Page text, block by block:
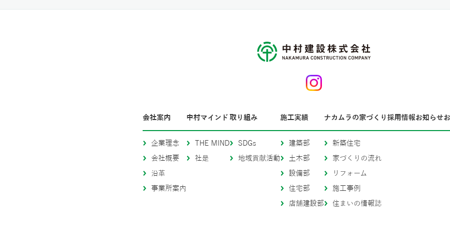
会社案内
企業理念
会社概要
沿革
事業所案内
中村マインド
THE MIND
社是
取り組み
SDGs
地域貢献活動
施工実績
建築部
土木部
設備部
住宅部
店舗建設部
ナカムラの家づくり
新築住宅
家づくりの流れ
リフォーム
施工事例
住まいの情報誌
採用情報お知らせ